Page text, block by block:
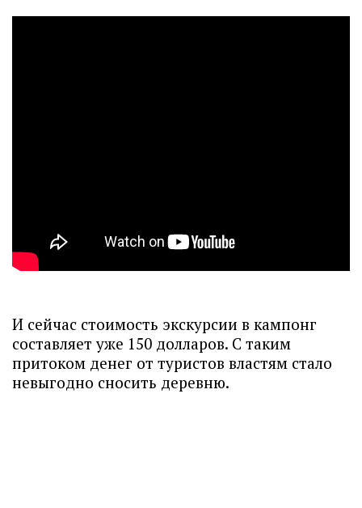
И сейчас стоимость экскурсии в кампонг
составляет уже 150 долларов. С таким
притоком денег от туристов властям стало
невыгодно сносить деревню.